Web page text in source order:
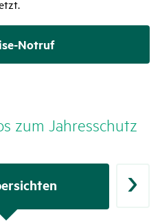
Notruf
zum Jahres­schutz